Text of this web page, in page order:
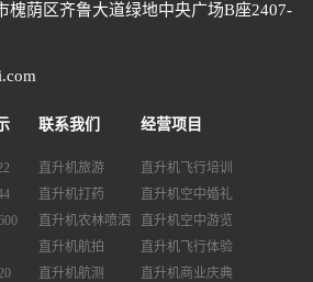
荫区齐鲁大道绿地中央广场B座2407-
联系我们
直升机旅游
直升机打药
直升机农林喷洒
直升机航拍
直升机航测
经营项目
直升机飞行培训
直升机空中婚礼
直升机空中游览
直升机飞行体验
直升机商业庆典